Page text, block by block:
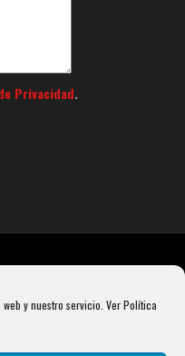
y nuestro servicio. Ver Política
Privacidad.